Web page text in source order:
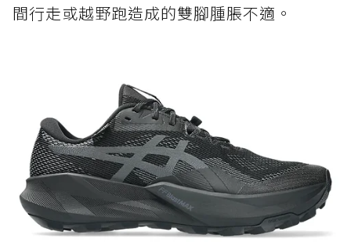
間行走或越野跑造成的雙腳腫脹不適。